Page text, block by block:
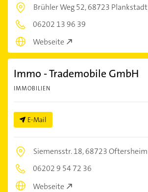
Brühler Weg 52,68723 Plankstadt
06202 13 96 39
Webseite
Immo - Trademobile GmbH
IMMOBILIEN
E-Mail
Siemensstr. 18,68723 Oftersheim
06202 9 54 72 36
Webseite